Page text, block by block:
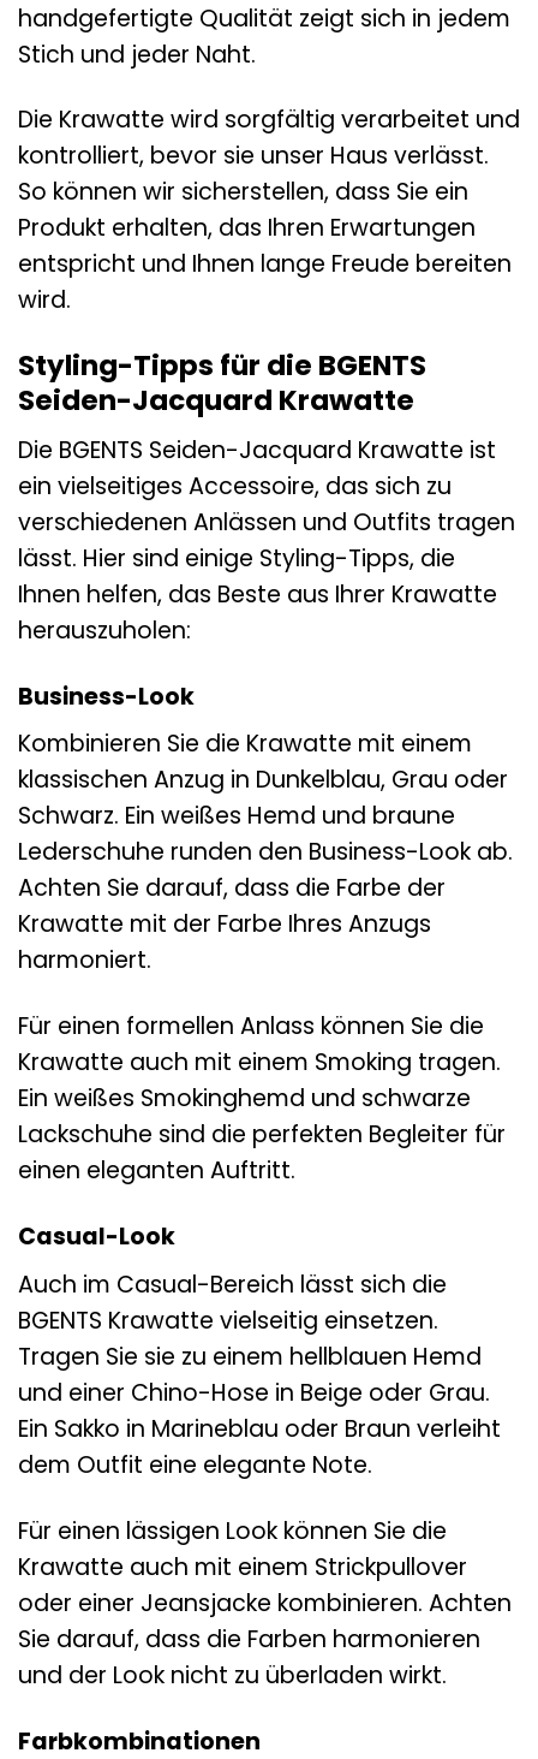
handgefertigte Qualität zeigt sich in jedem
Stich und jeder Naht.
Die Krawatte wird sorgfältig verarbeitet und
kontrolliert, bevor sie unser Haus verlässt.
So können wir sicherstellen, dass Sie ein
Produkt erhalten, das Ihren Erwartungen
entspricht und Ihnen lange Freude bereiten
wird.
Styling-Tipps für die BGENTS
Seiden-Jacquard Krawatte
Die BGENTS Seiden-Jacquard Krawatte ist
ein vielseitiges Accessoire, das sich zu
verschiedenen Anlässen und Outfits tragen
lässt. Hier sind einige Styling-Tipps, die
Ihnen helfen, das Beste aus Ihrer Krawatte
herauszuholen:
Business-Look
Kombinieren Sie die Krawatte mit einem
klassischen Anzug in Dunkelblau, Grau oder
Schwarz. Ein weißes Hemd und braune
Lederschuhe runden den Business-Look ab.
Achten Sie darauf, dass die Farbe der
Krawatte mit der Farbe Ihres Anzugs
harmoniert.
Für einen formellen Anlass können Sie die
Krawatte auch mit einem Smoking tragen.
Ein weißes Smokinghemd und schwarze
Lackschuhe sind die perfekten Begleiter für
einen eleganten Auftritt.
Casual-Look
Auch im Casual-Bereich lässt sich die
BGENTS Krawatte vielseitig einsetzen.
Tragen Sie sie zu einem hellblauen Hemd
und einer Chino-Hose in Beige oder Grau.
Ein Sakko in Marineblau oder Braun verleiht
dem Outfit eine elegante Note.
Für einen lässigen Look können Sie die
Krawatte auch mit einem Strickpullover
oder einer Jeansjacke kombinieren. Achten
Sie darauf, dass die Farben harmonieren
und der Look nicht zu überladen wirkt.
Farbkombinationen